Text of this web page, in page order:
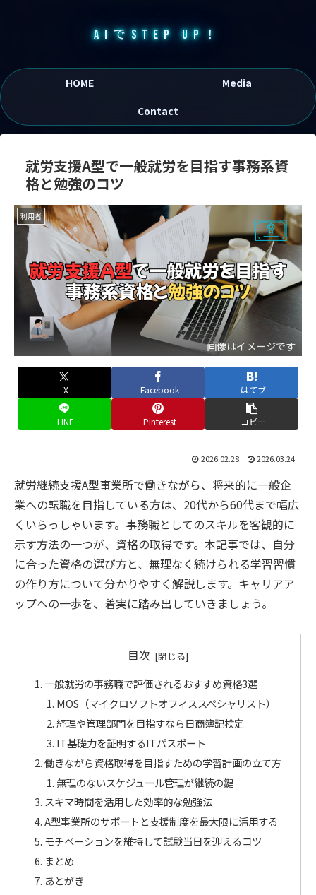
AIでSTEP UP！
HOME
Media
Contact
就労支援A型で一般就労を目指す事務系資
格と勉強のコツ
利用者
画像はイメージです
X Facebook はてブ
LINE Pinterest コピー
2026.02.28 2026.03.24
就労継続支援A型事業所で働きながら、将来的に一般企
業への転職を目指している方は、20代から60代まで幅広
くいらっしゃいます。事務職としてのスキルを客観的に
示す方法の一つが、資格の取得です。本記事では、自分
に合った資格の選び方と、無理なく続けられる学習習慣
の作り方について分かりやすく解説します。キャリアア
ップへの一歩を、着実に踏み出していきましょう。
目次
一般就労の事務職で評価されるおすすめ資格3選
MOS（マイクロソフトオフィススペシャリスト）
経理や管理部門を目指すなら日商簿記検定
IT基礎力を証明するITパスポート
働きながら資格取得を目指すための学習計画の立て方
無理のないスケジュール管理が継続の鍵
スキマ時間を活用した効率的な勉強法
A型事業所のサポートと支援制度を最大限に活用する
モチベーションを維持して試験当日を迎えるコツ
まとめ
あとがき